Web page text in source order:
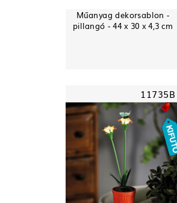
Műanyag dekorsablon -
pillangó - 44 x 30 x 4,3 cm
11735B